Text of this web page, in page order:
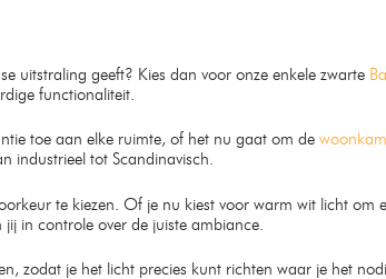
uitstraling geeft? Kies dan voor onze enkele zwarte
functionaliteit.
toe aan elke ruimte, of het nu gaat om de
industrieel tot Scandinavisch.
te kiezen. Of je nu kiest voor warm wit licht om
in controle over de juiste ambiance.
zodat je het licht precies kunt richten waar je het